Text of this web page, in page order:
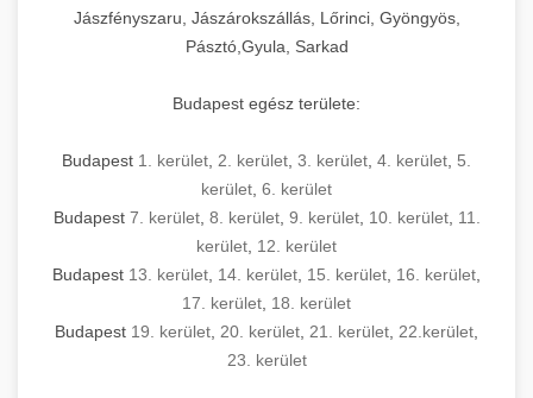
Jászfényszaru, Jászárokszállás, Lőrinci, Gyöngyös,
Pásztó,Gyula, Sarkad
Budapest egész területe:
Budapest 1. kerület 2. kerület 3. kerület 4. kerület 5.
kerület 6. kerület
Budapest 7. kerület, 8. kerület, 9. kerület, 10. kerület, 11.
kerület 12. kerület
Budapest 13. kerület 14. kerület 15. kerület 16. kerület
17. kerület 18. kerület
Budapest 19. kerület 20. kerület 21. kerület 22.kerület
23. kerület